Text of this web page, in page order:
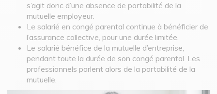
s’agit donc d’une absence de portabilité de la
mutuelle employeur.
Le salarié en congé parental continue à bénéficier de
l’assurance collective, pour une durée limitée.
Le salarié bénéfice de la mutuelle d’entreprise,
pendant toute la durée de son congé parental. Les
professionnels parlent alors de la portabilité de la
mutuelle.